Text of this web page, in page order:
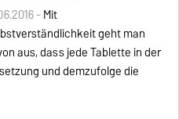
-Mit
geht man
aus, dass jede Tablette in der
und demzufolge die